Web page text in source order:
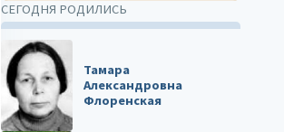
СЕГОДНЯ РОДИЛИСЬ
Тамара
Александровна
Флоренская